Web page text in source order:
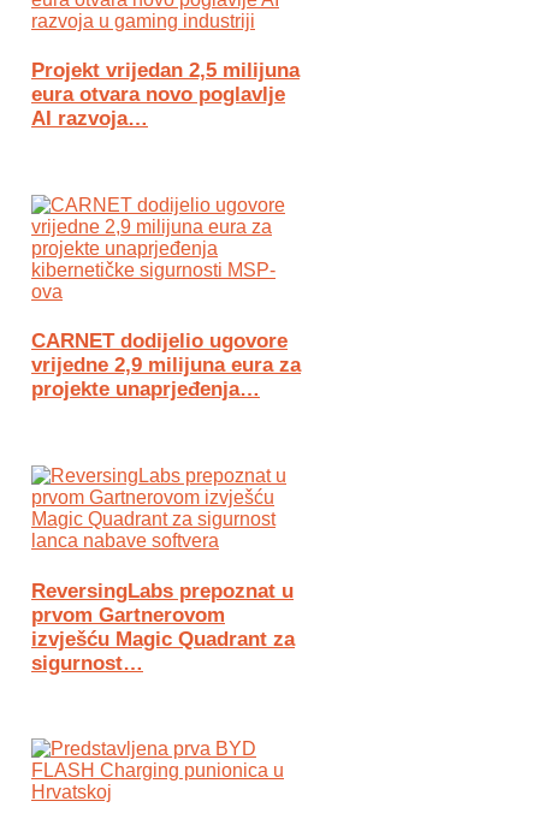
Projekt vrijedan 2,5 milijuna
eura otvara novo poglavlje
AI razvoja…
CARNET dodijelio ugovore
vrijedne 2,9 milijuna eura za
projekte unaprjeđenja…
ReversingLabs prepoznat u
prvom Gartnerovom
izvješću Magic Quadrant za
sigurnost…